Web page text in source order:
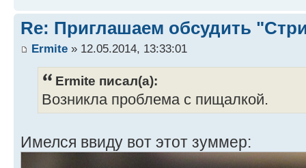
Re: Приглашаем обсудить
Ermite » 12.05.2014, 13:33:01
Ermite писал(а):
Возникла проблема с пищалкой.
Имелся ввиду вот этот зуммер: